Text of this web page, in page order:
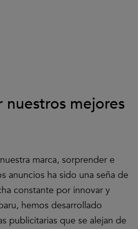
nuestros mejores
marca, sorprender e
anuncios ha sido una seña de
constante por innovar y
hemos desarrollado
publicitarias que se alejan de